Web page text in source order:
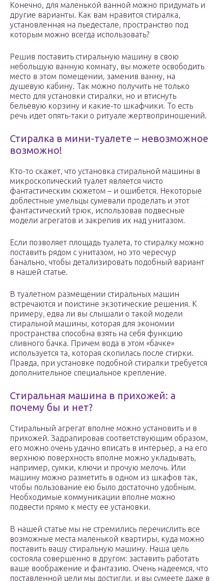
Конечно, для маленькой ванной можно придумать и
другие варианты. Как вам нравится стиралка,
установленная на пьедестале, пространство под
которым можно всегда использовать?
Решив поставить стиральную машину в свою
небольшую ванную комнату, вы можете освободить
место в этом помещении, заменив ванну, на
душевую кабину. Так можно получить не только
место для установки стиралки, но и втиснуть
бельевую корзину и какие-то шкафчики. То есть
речь идет опять-таки о ритуале жертвоприношений.
Стиралка в мини-туалете – невозможное
возможно!
Кто-то скажет, что установка стиральной машины в
микроскопический туалет является чисто
фантастическим сюжетом – и ошибется. Некоторые
доблестные умельцы сумевали проделать и этот
фантастический трюк, использовав подвесные
модели агрегатов и закрепив их над унитазом.
Если позволяет площадь туалета, то стиралку можно
поставить рядом с унитазом, но это чересчур
банально, чтобы детализировать подобный вариант
в нашей статье.
В туалетном размещении стиральных машин
встречаются и поистине экзотические решения. К
примеру, едва ли вы слышали о такой модели
стиральной машины, которая для экономии
пространства способна взять на себя функцию
сливного бачка. Причем вода в этом «бачке»
используется та, которая скопилась после стирки.
Правда, при установке подобной стиралки требуется
дополнительное специальное крепление.
Стиральная машина в прихожей: а
почему бы и нет?
Стиральный агрегат вполне можно установить и в
прихожей. Задрапировав соответствующим образом,
его можно очень удачно вписать в интерьер, а на его
верхнюю поверхность вполне можно укладывать,
например, сумки, ключи и прочую мелочь. Или
машину можно разметить в одном из шкафов так,
чтобы пользование ею было достаточно удобным.
Необходимые коммуникации вполне можно
подвести прямо к месту ее установки.
В нашей статье мы не стремились перечислить все
возможные места маленькой квартиры, куда можно
поставить вашу стиральную машину. Наша цель
состояла совершенно в другом: заставить работать
ваше воображение и фантазию. Очень надеемся, что
поставленной цели мы достигли, и вы сумеете даже в